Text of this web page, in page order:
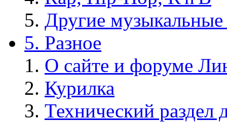
Другие музыкальные
5. Разное
О сайте и форуме
Курилка
Технический раздел